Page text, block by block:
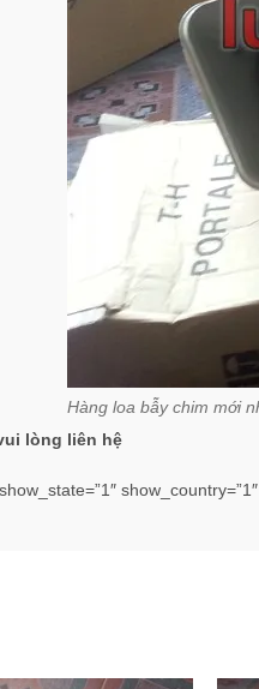
Hàng loa bẫy chim mới
lòng liên hệ